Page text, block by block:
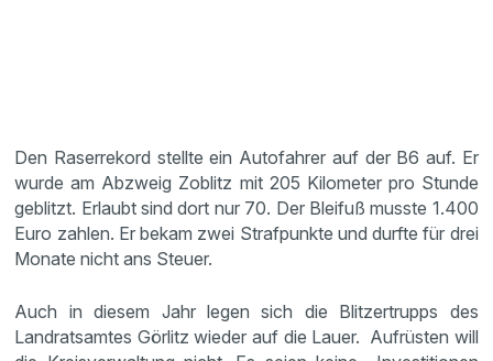
Den Raserrekord stellte ein Autofahrer auf der B6 auf. Er
wurde am Abzweig Zoblitz mit 205 Kilometer pro Stunde
geblitzt. Erlaubt sind dort nur 70. Der Bleifuß musste 1.400
Euro zahlen. Er bekam zwei Strafpunkte und durfte für drei
Monate nicht ans Steuer.
Auch in diesem Jahr legen sich die Blitzertrupps des
Landratsamtes Görlitz wieder auf die Lauer. Aufrüsten will